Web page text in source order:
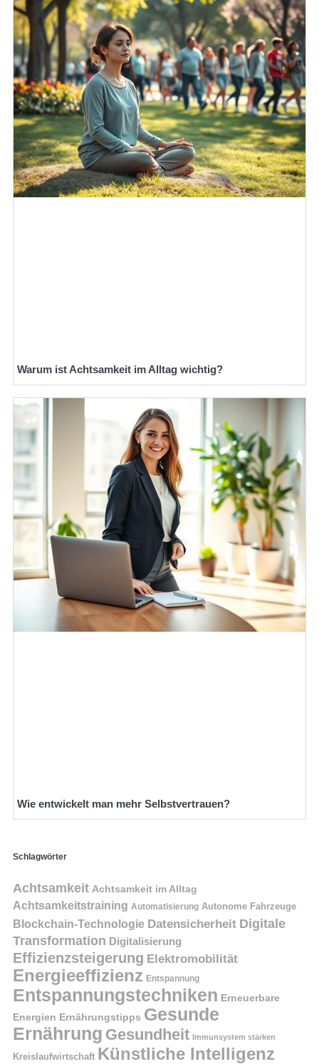
Warum ist Achtsamkeit im Alltag wichtig?
Wie entwickelt man mehr Selbstvertrauen?
Schlagwörter
Achtsamkeit Achtsamkeit im Alltag
Achtsamkeitstraining Automatisierung Autonome Fahrzeuge
Blockchain-Technologie Datensicherheit Digitale
Transformation Digitalisierung
Effizienzsteigerung Elektromobilität
Energieeffizienz Entspannung
Entspannungstechniken Erneuerbare
Energien Ernährungstipps Gesunde
Ernährung Gesundheit Immunsystem stärken
Kreislaufwirtschaft Künstliche Intelligenz